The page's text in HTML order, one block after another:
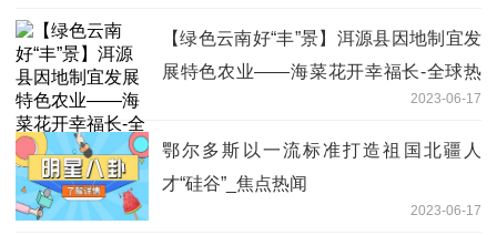
【绿色云南好“丰”景】洱源县因地制宜发
展特色农业——海菜花开幸福长-全球热
2023-06-17
鄂尔多斯以一流标准打造祖国北疆人
才“硅谷”_焦点热闻
2023-06-17